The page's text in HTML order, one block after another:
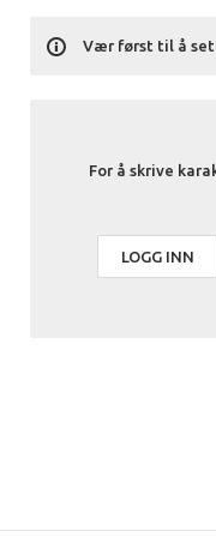
For å skrive
LOGG INN
Vær først til å